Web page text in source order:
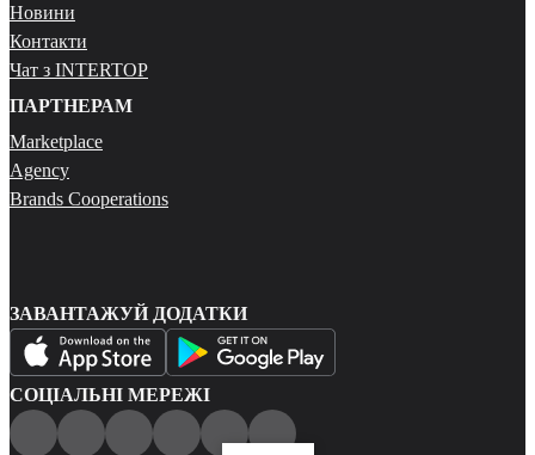
Новини
Контакти
Чат з INTERTOP
ПАРТНЕРАМ
Marketplace
Agency
Brands Cooperations
ЗАВАНТАЖУЙ ДОДАТКИ
СОЦІАЛЬНІ МЕРЕЖІ